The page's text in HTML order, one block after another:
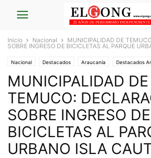
Inicio Nacional
MUNICIPALIDAD DE
SOBRE INGRESO DE BICICLETAS AL PARQUE
Nacional Destacados Araucanía Destacados
Crónicas Nacional Turismo
MUNICIPALIDAD DE
TEMUCO:
SOBRE INGRESO DE
BICICLETAS AL
URBANO ISLA